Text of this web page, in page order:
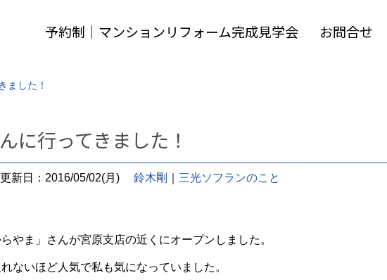
予約制｜マンションリフォーム完成見学会 お問合せ
ました！
に行ってきました！
更新日：2016/05/02(月) 鈴木剛 三光ソフランのこと
やま」さんが宮原支店の近くにオープンしました。
ないほど人気で私も気になっていました。